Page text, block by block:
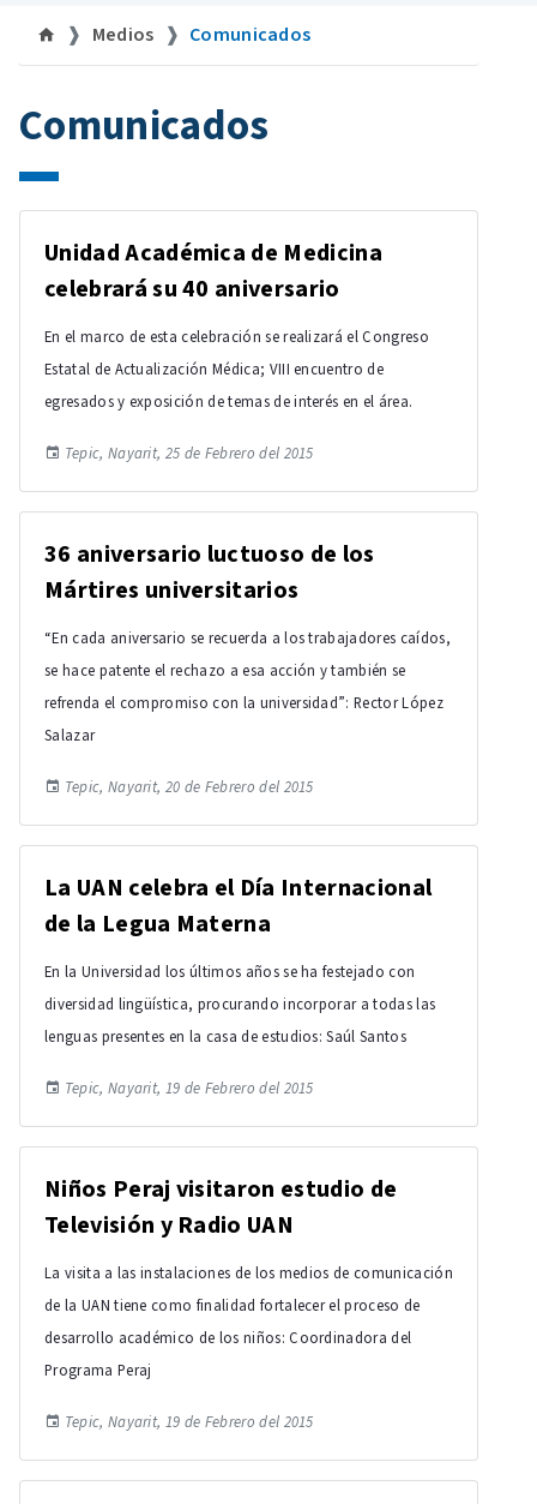
Medios Comunicados
Comunicados
Unidad Académica de Medicina
celebrará su 40 aniversario
En el marco de esta celebración se realizará el Congreso
Estatal de Actualización Médica; VIII encuentro de
egresados y exposición de temas de interés en el área.
Tepic, Nayarit, 25 de Febrero del 2015
36 aniversario luctuoso de los
Mártires universitarios
“En cada aniversario se recuerda a los trabajadores caídos,
se hace patente el rechazo a esa acción y también se
refrenda el compromiso con la universidad”: Rector López
Salazar
Tepic, Nayarit, 20 de Febrero del 2015
La UAN celebra el Día Internacional
de la Legua Materna
En la Universidad los últimos años se ha festejado con
diversidad lingüística, procurando incorporar a todas las
lenguas presentes en la casa de estudios: Saúl Santos
Tepic, Nayarit, 19 de Febrero del 2015
Niños Peraj visitaron estudio de
Televisión y Radio UAN
La visita a las instalaciones de los medios de comunicación
de la UAN tiene como finalidad fortalecer el proceso de
desarrollo académico de los niños: Coordinadora del
Programa Peraj
Tepic, Nayarit, 19 de Febrero del 2015